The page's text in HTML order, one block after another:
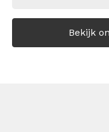
Bekijk